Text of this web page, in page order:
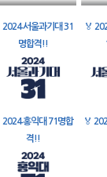
2024 서울과기대 31
명합격!!
🏅
2024 홍익대 71명합
격!!
🏅